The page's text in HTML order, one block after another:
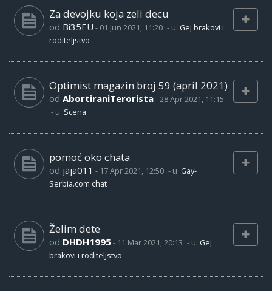
Za devojku koja zeli decu
od Bi35EU - 01 Jun 2021, 11:20 - u: Gej brakovi i
roditeljstvo
Optimist magazin broj 59 (april 2021)
od AbortiraniTerorista-28 Apr 2021, 11:15
- u: Scena
pomoć oko chata
od jaja011 - 17 Apr 2021, 12:50 - u: Gay-
Serbia.com chat
Želim dete
od DHDH1995- 11 Mar 2021, 20:13 - u: Gej
brakovi i roditeljstvo